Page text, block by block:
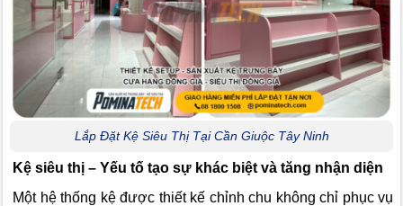
Lắp Đặt Kệ Siêu Thị Tại Cần Giuộc Tây Ninh
Kệ siêu thị – Yếu tố tạo sự khác biệt và tăng nhận diện
Một hệ thống kệ được thiết kế chỉnh chu không chỉ phục vụ